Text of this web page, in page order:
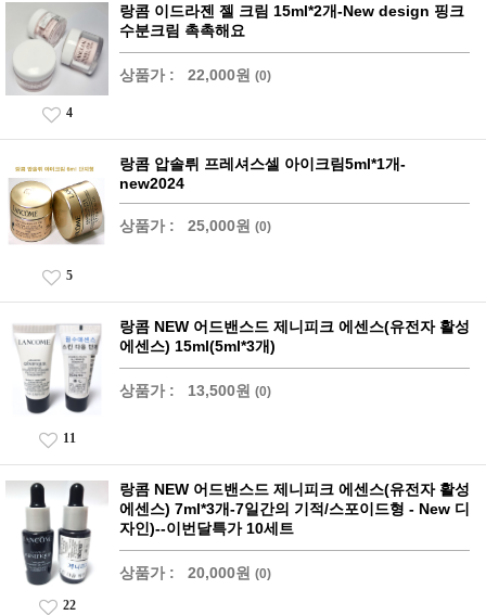
랑콤 이드라젠 젤 크림 15ml*2개-New design 핑크
수분크림 촉촉해요
상품가 : 22,000원 (0)
4
랑콤 압솔뤼 프레셔스셀 아이크림5ml*1개-
new2024
상품가 : 25,000원 (0)
5
랑콤 NEW 어드밴스드 제니피크 에센스(유전자 활성
에센스) 15ml(5ml*3개)
상품가 : 13,500원 (0)
11
랑콤 NEW 어드밴스드 제니피크 에센스(유전자 활성
에센스) 7ml*3개-7일간의 기적/스포이드형 - New 디
자인)--이번달특가 10세트
상품가 : 20,000원 (0)
22